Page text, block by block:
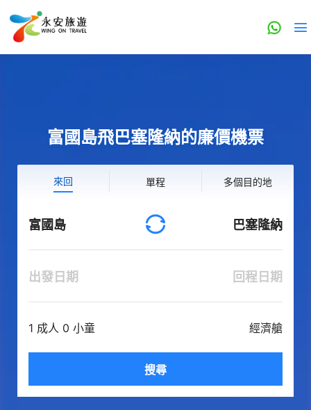
富國島飛巴塞隆納的廉價機票
來回 單程 多個目的地
富國島 巴塞隆納
出發日期 回程日期
1 成人 0 小童 經濟艙
搜尋